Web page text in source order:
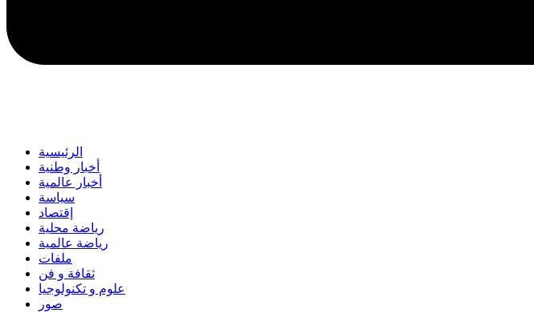
الرئيسية
أخبار وطنية
أخبار عالمية
سياسة
إقتصاد
رياضة محلية
رياضة عالمية
ملفات
ثقافة و فن
علوم و تكنولوجيا
صور